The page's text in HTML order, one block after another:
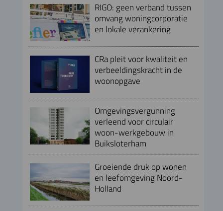
RIGO: geen verband tussen
omvang woningcorporatie
en lokale verankering
CRa pleit voor kwaliteit en
verbeeldingskracht in de
woonopgave
Omgevingsvergunning
verleend voor circulair
woon-werkgebouw in
Buiksloterham
Groeiende druk op wonen
en leefomgeving Noord-
Holland